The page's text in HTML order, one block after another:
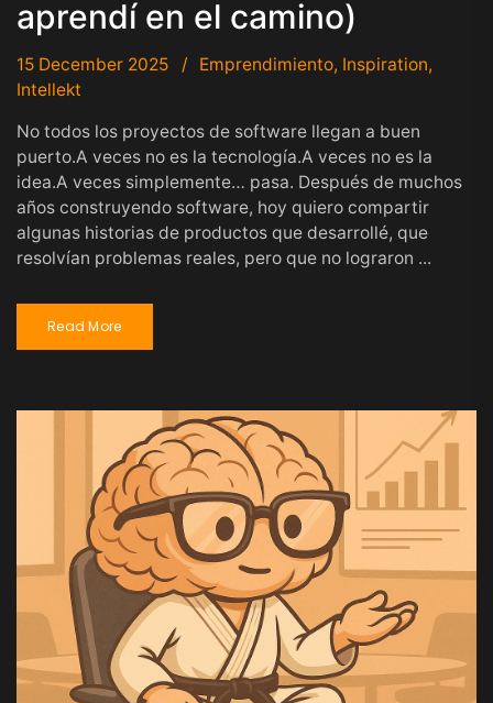
aprendí en el camino)
15 December 2025 Emprendimiento, Inspiration,
Intellekt
No todos los proyectos de software llegan a buen
puerto.A veces no es la tecnología.A veces no es la
idea.A veces simplemente… pasa. Después de muchos
años construyendo software, hoy quiero compartir
algunas historias de productos que desarrollé, que
resolvían problemas reales, pero que no lograron ...
Read More